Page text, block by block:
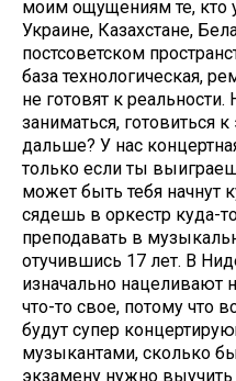
моим ощущениям те, кто
Украине, Казахстане,
постсоветском
база технологическая,
не готовят к
заниматься, готовиться
дальше? У нас
только если ты
может быть тебя начнут
сядешь в оркестр куда-
преподавать в
отучившись 17 лет. В
изначально нацеливают
что-то свое, потому что
будут супер
музыкантами, сколько
экзамену нужно